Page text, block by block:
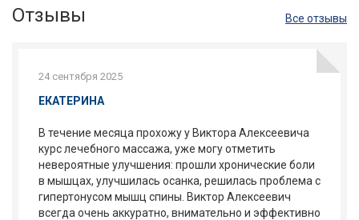
Отзывы Все отзывы
24 сентября 2025
ЕКАТЕРИНА
В течение месяца прохожу у Виктора Алексеевича
курс лечебного массажа, уже могу отметить
невероятные улучшения: прошли хронические боли
в мышцах, улучшилась осанка, решилась проблема с
гипертонусом мышц спины. Виктор Алексеевич
всегда очень аккуратно, внимательно и эффективно